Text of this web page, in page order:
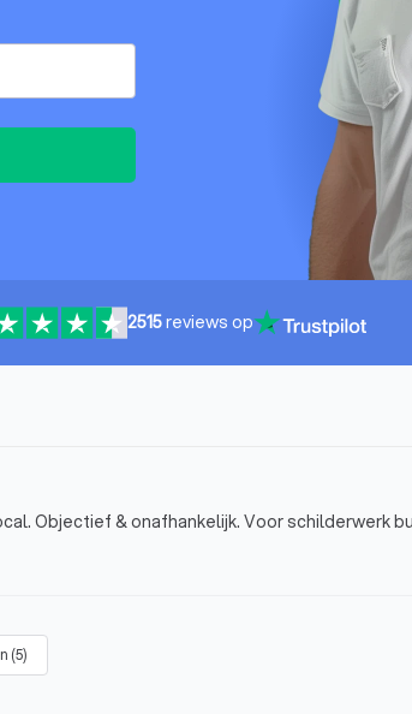
2515reviews op
Objectief & onafhankelijk. Voor schilderwerk
(5)